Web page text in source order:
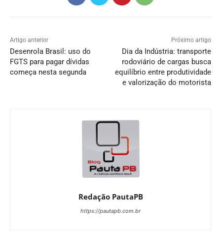
Artigo anterior
Desenrola Brasil: uso do
FGTS para pagar dívidas
começa nesta segunda
Próximo artigo
Dia da Indústria: transporte
rodoviário de cargas busca
equilíbrio entre produtividade
e valorização do motorista
Redação PautaPB
https://pautapb.com.br